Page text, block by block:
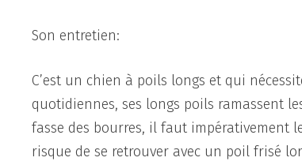
Son entretien:
C’est un chien à poils longs et qui
quotidiennes, ses longs poils ramassent
fasse des bourres, il faut impérativement
risque de se retrouver avec un poil frisé